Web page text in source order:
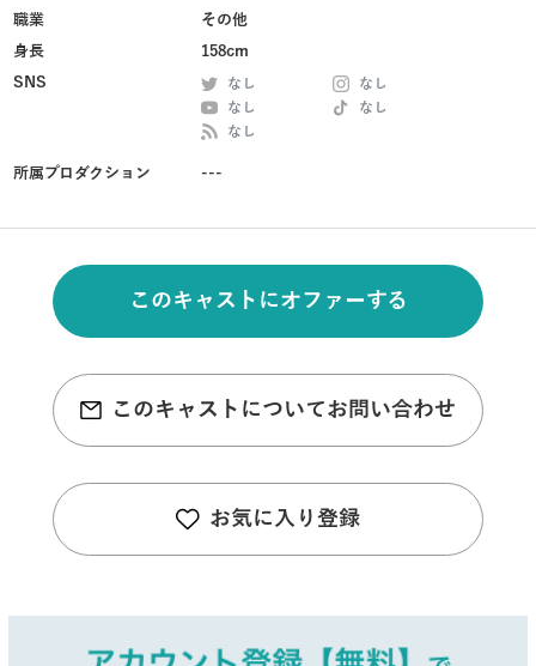
職業
その他
身長
158cm
SNS
なし
なし
なし
なし
なし
所属プロダクション ---
このキャストにオファーする
このキャストについてお問い合わせ
お気に入り登録